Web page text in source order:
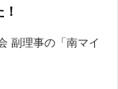
副理事の「南マイ